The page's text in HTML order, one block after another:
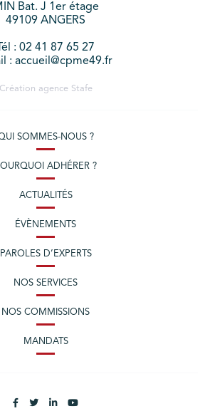
Bat. J 1er étage
49109 ANGERS
Tél : 02 41 87 65 27
: accueil@cpme49.fr
Création agence Stafe
SOMMES-NOUS ?
ADHÉRER ?
ACTUALITÉS
ÉVÈNEMENTS
PAROLES D’EXPERTS
NOS SERVICES
NOS COMMISSIONS
MANDATS